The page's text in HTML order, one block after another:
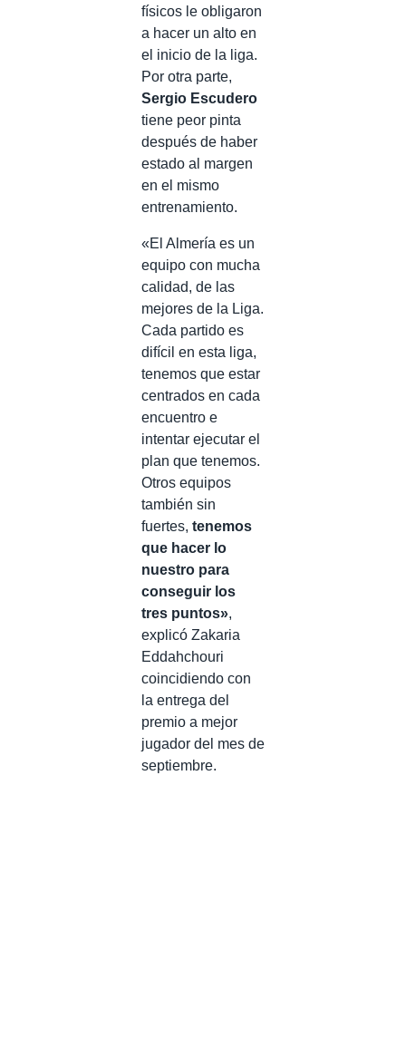
físicos le obligaron
a hacer un alto en
el inicio de la liga.
Por otra parte,
Sergio Escudero
tiene peor pinta
después de haber
estado al margen
en el mismo
entrenamiento.
«El Almería es un
equipo con mucha
calidad, de las
mejores de la Liga.
Cada partido es
difícil en esta liga,
tenemos que estar
centrados en cada
encuentro e
intentar ejecutar el
plan que tenemos.
Otros equipos
también sin
fuertes, tenemos
que hacer lo
nuestro para
conseguir los
tres puntos»,
explicó Zakaria
Eddahchouri
coincidiendo con
la entrega del
premio a mejor
jugador del mes de
septiembre.